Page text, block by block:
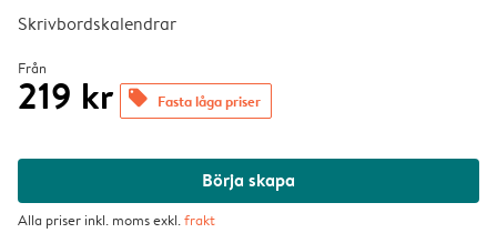
Skrivbordskalendrar
Från
219 kr offers Fasta låga priser
Börja skapa
Alla priser inkl. moms exkl.frakt